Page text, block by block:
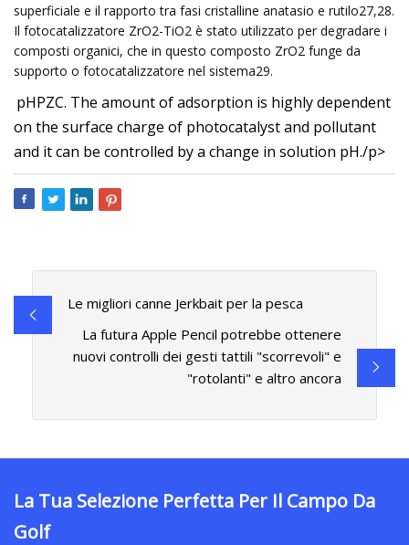
superficiale e il rapporto tra fasi cristalline anatasio e rutilo27,28.
Il fotocatalizzatore ZrO2-TiO2 è stato utilizzato per degradare i
composti organici, che in questo composto ZrO2 funge da
supporto o fotocatalizzatore nel sistema29.
pHPZC. The amount of adsorption is highly dependent
on the surface charge of photocatalyst and pollutant
and it can be controlled by a change in solution pH./p>
Le migliori canne Jerkbait per la pesca
La futura Apple Pencil potrebbe ottenere
nuovi controlli dei gesti tattili "scorrevoli" e
"rotolanti" e altro ancora
La Tua Selezione Perfetta Per Il Campo Da
Golf